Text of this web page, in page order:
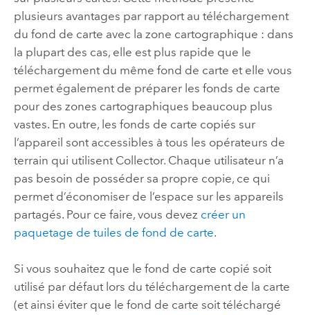
plusieurs avantages par rapport au téléchargement
du fond de carte avec la zone cartographique : dans
la plupart des cas, elle est plus rapide que le
téléchargement du même fond de carte et elle vous
permet également de préparer les fonds de carte
pour des zones cartographiques beaucoup plus
vastes. En outre, les fonds de carte copiés sur
l’appareil sont accessibles à tous les opérateurs de
terrain qui utilisent Collector. Chaque utilisateur n’a
pas besoin de posséder sa propre copie, ce qui
permet d’économiser de l’espace sur les appareils
partagés. Pour ce faire, vous devez créer un
paquetage de tuiles de fond de carte.
Si vous souhaitez que le fond de carte copié soit
utilisé par défaut lors du téléchargement de la carte
(et ainsi éviter que le fond de carte soit téléchargé